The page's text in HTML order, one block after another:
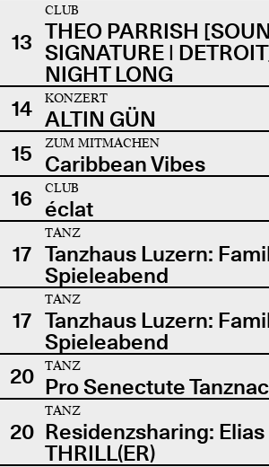
13
CLUB
THEO PARRISH
SIGNATURE |
NIGHT LONG
14
KONZERT
ALTIN GÜN
15
ZUM MITMACHEN
Caribbean Vibes
16
CLUB
éclat
17
TANZ
Tanzhaus Luzern:
Spieleabend
17
TANZ
Tanzhaus Luzern:
Spieleabend
20
TANZ
Pro Senectute
20
TANZ
Residenzsharing:
THRILL(ER)